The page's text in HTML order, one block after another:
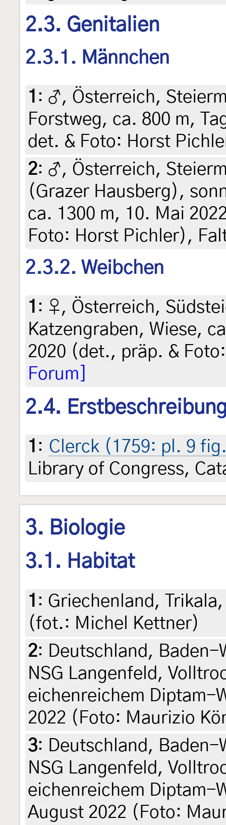
2.3. Genitalien
2.3.1. Männchen
1 : ♂, Österreich,
Forstweg, ca. 800 m,
det. & Foto: Horst
2: ♂, Österreich,
(Grazer Hausberg),
ca. 1300 m, 10. Mai
Foto: Horst Pichler),
2.3.2. Weibchen
1 : ♀, Österreich,
Katzengraben, Wiese,
2020 (det., präp. &
Forum]
2.4.
1 : Clerck (1759: pl. 9
Library of Congress,
3. Biologie
3.1. Habitat
1 : Griechenland,
(fot.: Michel Kettner)
2: Deutschland,
NSG Langenfeld,
eichenreichem Diptam-
2022 (Foto: Maurizio
3: Deutschland,
NSG Langenfeld,
eichenreichem Diptam-
August 2022 (Foto: